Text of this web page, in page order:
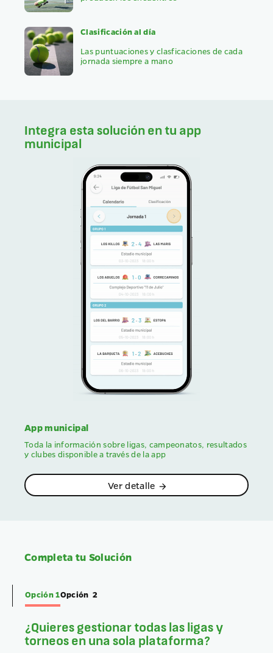
Clasificación al día
Las puntuaciones y clasficaciones de cada
jornada siempre a mano
Integra esta solución en tu app
municipal
App municipal
Toda la información sobre ligas, campeonatos, resultados
y clubes disponible a través de la app
Ver detalle arrow_forward
Completa tu Solución
Opción 1Opción 2
¿Quieres gestionar todas las ligas y
torneos en una sola plataforma?